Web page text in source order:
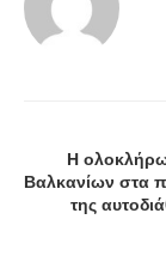
Η
Βαλκανίων στα
της